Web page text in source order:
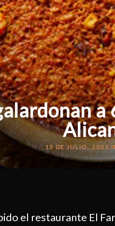
13 DE JULIO, 2021
el restaurante El